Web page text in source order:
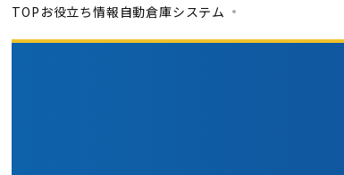
TOP お役立ち情報 自動倉庫システム